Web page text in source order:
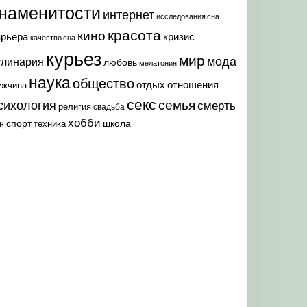
интернет исследования сна
качество сна кино красота кризис
курьез любовь мелатонин мир мода
наукаобществоотдых отношения
религия свадьба секссемья смерть
спорттехникахобби школа